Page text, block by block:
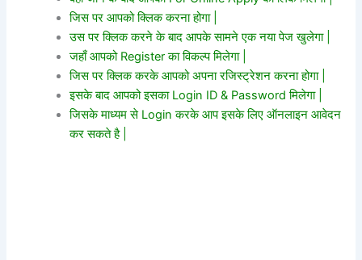
जिस पर आपको क्लिक करना होगा |
उस पर क्लिक करने के बाद आपके सामने एक नया पेज खुलेगा |
जहाँ आपको Register का विकल्प मिलेगा |
जिस पर क्लिक करके आपको अपना रजिस्ट्रेशन करना होगा |
इसके बाद आपको इसका Login ID & Password मिलेगा |
जिसके माध्यम से Login करके आप इसके लिए ऑनलाइन आवेदन
कर सकते है |